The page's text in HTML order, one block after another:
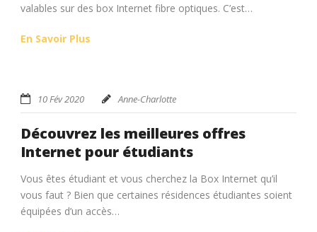
valables sur des box Internet fibre optiques. C’est…
En Savoir Plus
10 Fév 2020 Anne-Charlotte
Découvrez les meilleures offres
Internet pour étudiants
Vous êtes étudiant et vous cherchez la Box Internet qu’il
vous faut ? Bien que certaines résidences étudiantes soient
équipées d’un accès…